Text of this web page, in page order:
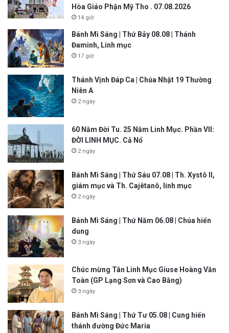
Hòa Giáo Phận Mỹ Tho . 07.08.2026
14 giờ
Bánh Mì Sáng | Thứ Bảy 08.08 | Thánh
Đaminh, Linh mục
17 giờ
Thánh Vịnh Đáp Ca | Chúa Nhật 19 Thường
Niên A
2 ngày
60 Năm Đời Tu. 25 Năm Linh Mục. Phần VII:
ĐỜI LINH MỤC. Cả Nổ
2 ngày
Bánh Mì Sáng | Thứ Sáu 07.08 | Th. Xystô II,
giám mục và Th. Cajêtanô, linh mục
2 ngày
Bánh Mì Sáng | Thứ Năm 06.08 | Chúa hiển
dung
3 ngày
Chúc mừng Tân Linh Mục Giuse Hoàng Văn
Toàn (GP Lạng Sơn và Cao Bằng)
3 ngày
Bánh Mì Sáng | Thứ Tư 05.08 | Cung hiến
thánh đường Đức Maria